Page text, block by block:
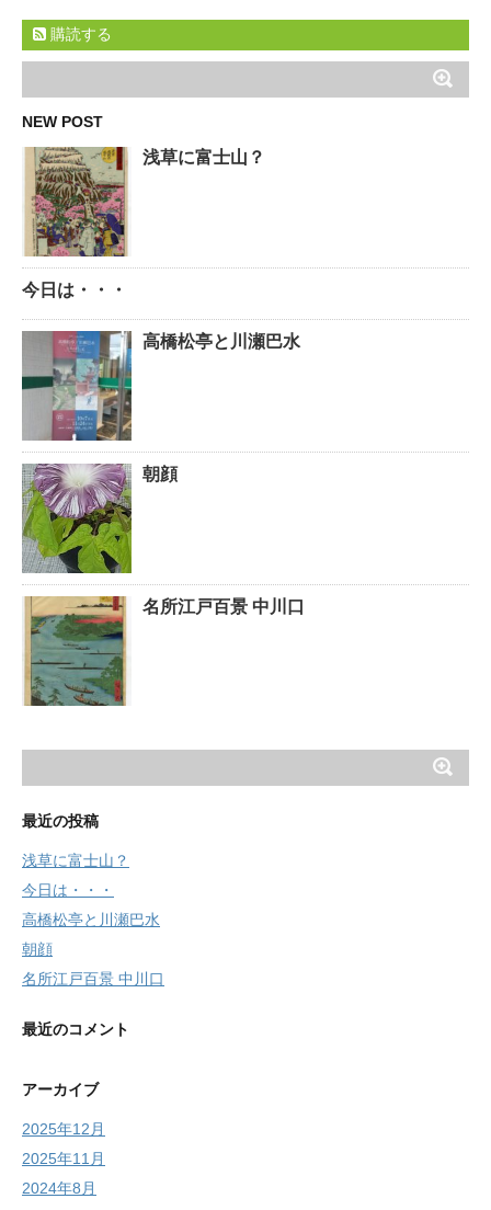
購読する
NEW POST
浅草に富士山？
今日は・・・
高橋松亭と川瀬巴水
朝顔
名所江戸百景 中川口
最近の投稿
浅草に富士山？
今日は・・・
高橋松亭と川瀬巴水
朝顔
名所江戸百景 中川口
最近のコメント
アーカイブ
2025年12月
2025年11月
2024年8月